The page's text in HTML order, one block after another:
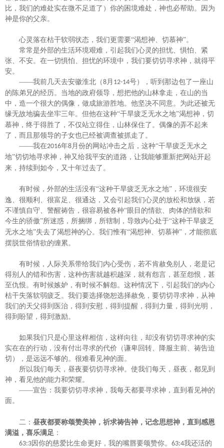
比，我们的难处实在微不足道了）你的困境难处，神也必帮助。因为
神是你的父亲。
心灵落在枯干软弱状态，我们更需要“渴想神、切慕神”。
常常是外部的生活环境艰难，引起我们心灵的担忧、惧怕、紧
张、不安。在一切惧怕、担忧的环境中，我们要切切寻求神，就得平
安。
——我前几天去安徽淮北（8月 12-14号），听到那边包了一座山
的陈弟兄的经历。当地的政府领导，想把他的山林拿走，在山的当
中，造一个很大的偶像，做成旅游胜地。他坚决不同意。为此还被无
缘无故地骗去坐牢三年。但他在这种“干旱疲乏无水之地”渴想神，切
慕神，终于得胜了，不仅站立得住，山林保住了。偶像的弄不起来
了，而且那领导的子女也已经被调查被抓走了。
——我在2016年8月份的网站冲击之后，这种“干旱疲乏无水之
地”切切地寻求神，神又给我平安的道路，让我能够重新把网站开起
来，持续到如今，又十年过去了。
有时候，外部的生活没有“这种干旱疲乏无水之地”，环境很安
逸、很顺利、很富足、很通达，又会引起我们心灵的放松和放纵，若
不谨慎自守、警醒祷告，很容易被各种“眼目的情欲、肉体的情欲和
今生的骄傲”所迷惑，所捆绑，所辖制，导致内心处于“这种干旱疲乏
无水之地”失去了渴想神的心。我们惟有“渴想神、切慕神”，才能彻底
摆脱世俗情欲的缠累。
有时候，人际关系带给我们内心受伤，若不肯赦免别人，老是记
得别人的错和伤害，这种伤害就越积越深，就有怨言，甚至怨恨，甚
至仇恨。有时候嫉妒，有时候不解怨。这种情况下，引起我们的内心
枯干失落软弱疲乏。我们要选择饶恕选择赦免，要切切寻求神，从神
我们的天父得到医治，得到安慰，得到提醒，得到力量，得到光明，
得到盼望，得到激励。
如果我们只是心里这样相信，这样向往，却没有切切寻求神的实
实在在的行动，没有付出寻求的代价（谦卑回转、降服主前、祷告迫
切），是远远不够的。很难看见神的面。
所以我们每天，昼夜要切切寻求神。使我们每天，昼夜，都见到
神，看见他的能力和荣耀。
——宣告：我要切切寻求神，我每天都要寻求神，直到看见神的
面。
二： 昼夜都要称颂赞美神，祈求祷告神，记念思想神，直到感恩
满溢，喜乐满足 ：
63:3因你的慈爱比生命更好，我的嘴唇要颂赞你。 63:4我还活的